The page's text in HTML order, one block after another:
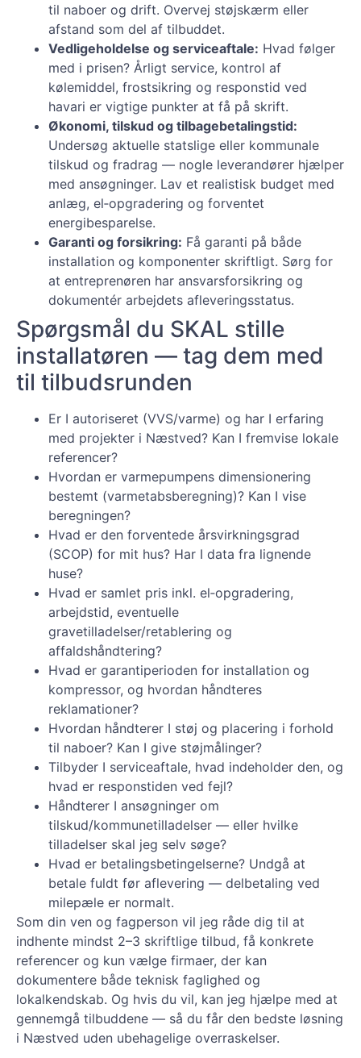
til naboer og drift. Overvej støjskærm eller
afstand som del af tilbuddet.
Vedligeholdelse og serviceaftale: Hvad følger
med i prisen? Årligt service, kontrol af
kølemiddel, frostsikring og responstid ved
havari er vigtige punkter at få på skrift.
Økonomi, tilskud og tilbagebetalingstid:
Undersøg aktuelle statslige eller kommunale
tilskud og fradrag — nogle leverandører hjælper
med ansøgninger. Lav et realistisk budget med
anlæg, el‑opgradering og forventet
energibesparelse.
Garanti og forsikring: Få garanti på både
installation og komponenter skriftligt. Sørg for
at entreprenøren har ansvarsforsikring og
dokumentér arbejdets afleveringsstatus.
Spørgsmål du SKAL stille
installatøren — tag dem med
til tilbudsrunden
Er I autoriseret (VVS/varme) og har I erfaring
med projekter i Næstved? Kan I fremvise lokale
referencer?
Hvordan er varmepumpens dimensionering
bestemt (varmetabsberegning)? Kan I vise
beregningen?
Hvad er den forventede årsvirkningsgrad
(SCOP) for mit hus? Har I data fra lignende
huse?
Hvad er samlet pris inkl. el‑opgradering,
arbejdstid, eventuelle
gravetilladelser/retablering og
affaldshåndtering?
Hvad er garantiperioden for installation og
kompressor, og hvordan håndteres
reklamationer?
Hvordan håndterer I støj og placering i forhold
til naboer? Kan I give støjmålinger?
Tilbyder I serviceaftale, hvad indeholder den, og
hvad er responstiden ved fejl?
Håndterer I ansøgninger om
tilskud/kommunetilladelser — eller hvilke
tilladelser skal jeg selv søge?
Hvad er betalingsbetingelserne? Undgå at
betale fuldt før aflevering — delbetaling ved
milepæle er normalt.
Som din ven og fagperson vil jeg råde dig til at
indhente mindst 2–3 skriftlige tilbud, få konkrete
referencer og kun vælge firmaer, der kan
dokumentere både teknisk faglighed og
lokalkendskab. Og hvis du vil, kan jeg hjælpe med at
gennemgå tilbuddene — så du får den bedste løsning
i Næstved uden ubehagelige overraskelser.